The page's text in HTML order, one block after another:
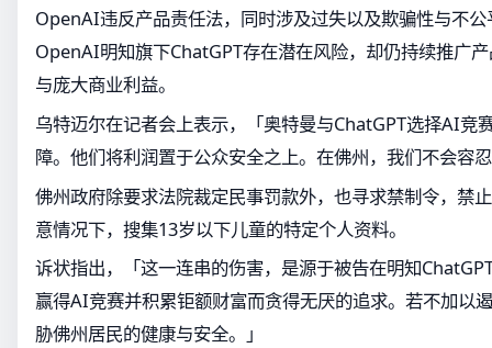
OpenAI违反产品责任法，同时涉及过失以及欺骗性与不
OpenAI明知旗下ChatGPT存在潜在风险，却仍持续推广
与庞大商业利益。
乌特迈尔在记者会上表示，「奥特曼与ChatGPT选择AI竞
障。他们将利润置于公众安全之上。在佛州，我们不会容
佛州政府除要求法院裁定民事罚款外，也寻求禁制令，禁
意情况下，搜集13岁以下儿童的特定个人资料。
诉状指出，「这一连串的伤害，是源于被告在明知
赢得AI竞赛并积累钜额财富而贪得无厌的追求。若不加以
胁佛州居民的健康与安全。」